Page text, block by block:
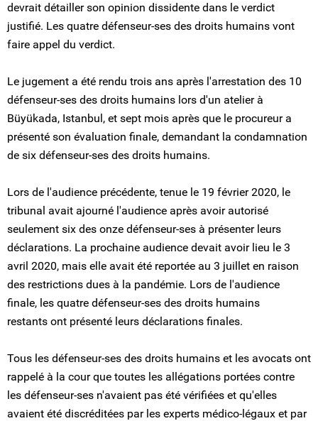
devrait détailler son opinion dissidente dans le verdict
justifié. Les quatre défenseur-ses des droits humains vont
faire appel du verdict.
Le jugement a été rendu trois ans après l'arrestation des 10
défenseur-ses des droits humains lors d'un atelier à
Büyükada, Istanbul, et sept mois après que le procureur a
présenté son évaluation finale, demandant la condamnation
de six défenseur-ses des droits humains.
Lors de l'audience précédente, tenue le 19 février 2020, le
tribunal avait ajourné l'audience après avoir autorisé
seulement six des onze défenseur-ses à présenter leurs
déclarations. La prochaine audience devait avoir lieu le 3
avril 2020, mais elle avait été reportée au 3 juillet en raison
des restrictions dues à la pandémie. Lors de l'audience
finale, les quatre défenseur-ses des droits humains
restants ont présenté leurs déclarations finales.
Tous les défenseur-ses des droits humains et les avocats ont
rappelé à la cour que toutes les allégations portées contre
les défenseur-ses n'avaient pas été vérifiées et qu'elles
avaient été discréditées par les experts médico-légaux et par